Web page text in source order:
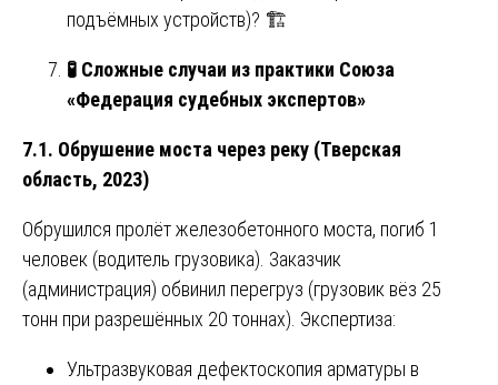
подъёмных устройств)? 🏗️
🧪 Сложные случаи из практики Союза
«Федерация судебных экспертов»
7.1. Обрушение моста через реку (Тверская
область, 2023)
Обрушился пролёт железобетонного моста, погиб 1
человек (водитель грузовика). Заказчик
(администрация) обвинил перегруз (грузовик вёз 25
тонн при разрешённых 20 тоннах). Экспертиза:
Ультразвуковая дефектоскопия арматуры в